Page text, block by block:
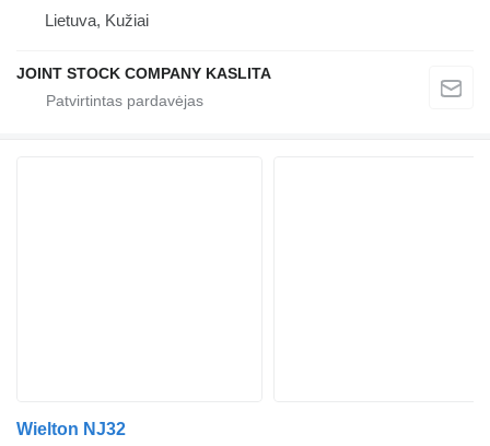
Lietuva, Kužiai
JOINT STOCK COMPANY KASLITA
Wielton NJ32